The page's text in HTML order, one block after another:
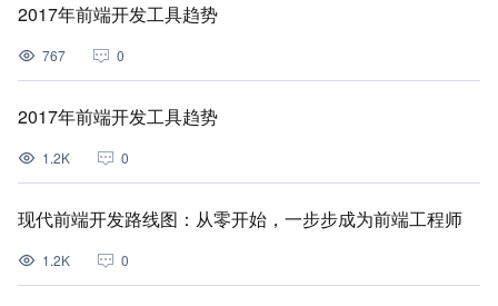
2017年前端开发工具趋势
767 0
2017年前端开发工具趋势
1.2K 0
现代前端开发路线图：从零开始，一步步成为前端工程师
1.2K 0